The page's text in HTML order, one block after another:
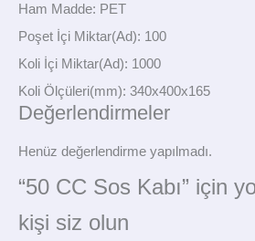
Ham Madde: PET
Poşet İçi Miktar(Ad): 100
Koli İçi Miktar(Ad): 1000
Koli Ölçüleri(mm): 340x400x165
Değerlendirmeler
Henüz değerlendirme yapılmadı.
“50 CC Sos Kabı” için
kişi siz olun